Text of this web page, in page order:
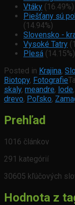
Vtáky (16.49%)
Piešťany sú
(14.94%)
Slovensko -
Vysoké Tatry
Plesá (14.15%)
Posted in Krajina,
Biotopy, Fotografie
skaly, meandre, lode,
drevo, Poľsko,
Prehľad
1016 článkov
291 kategórií
30605 kľúčových
Hodnota z